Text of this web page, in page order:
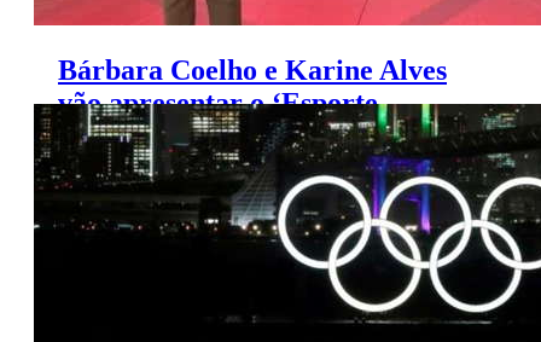
Bárbara Coelho e Karine Alves
vão apresentar o ‘Esporte
Espetacular’ no mês de maio